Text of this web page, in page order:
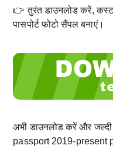
👉 तुरंत डाउनलोड करें,
पासपोर्ट फोटो सैंपल बनाएं।
अभी डाउनलोड करें और जल्दी
passport 2019-present